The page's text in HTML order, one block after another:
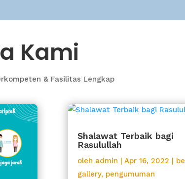
Kami
& Fasilitas Lengkap
Shalawat Terbaik bagi
Rasulullah
oleh admin | Apr 16, 2022 |
gallery, pengumuman